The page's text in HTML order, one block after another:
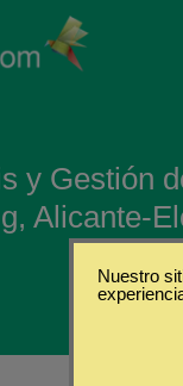
y Gestión
Alicante-
Nuestro